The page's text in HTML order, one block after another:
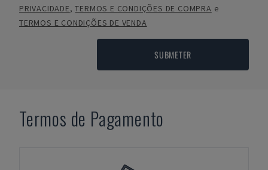
PRIVACIDADE,TERMOS E CONDIÇÕES DE COMPRA e
TERMOS E CONDIÇÕES DE VENDA
SUBMETER
Termos de Pagamento